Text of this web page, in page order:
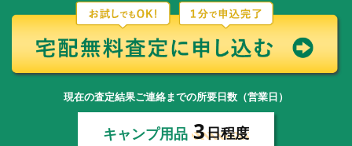
現在の査定結果ご連絡までの所要日数（営業日）
キャンプ用品 3日程度